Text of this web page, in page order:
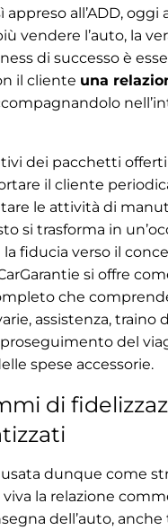
appreso all’ADD, oggi
vendere l’auto, la
di successo è
il cliente una
dei pacchetti offerti
il cliente
le attività di
si trasforma in
fiducia verso il
si offre
che
assistenza, traino
del
spese accessorie.
di
usata dunque come
la relazione
dell’auto,